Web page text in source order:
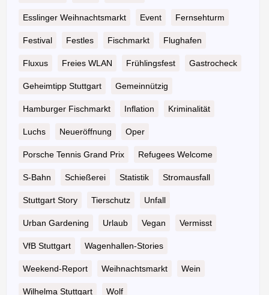
Esslinger Weihnachtsmarkt Event Fernsehturm
Festival Festles Fischmarkt Flughafen
Fluxus Freies WLAN Frühlingsfest Gastrocheck
Geheimtipp Stuttgart Gemeinnützig
Hamburger Fischmarkt Inflation Kriminalität
Luchs Neueröffnung Oper
Porsche Tennis Grand Prix Refugees Welcome
S-Bahn Schießerei Statistik Stromausfall
Stuttgart Story Tierschutz Unfall
Urban Gardening Urlaub Vegan Vermisst
VfB Stuttgart Wagenhallen-Stories
Weekend-Report Weihnachtsmarkt Wein
Wilhelma Stuttgart Wolf